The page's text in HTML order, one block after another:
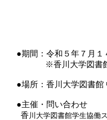
●期間：令和５年７月１
※香川大学図書館休
●場所：香川大学図書館
●主催・問い合わせ
香 川大学図書館学生協働